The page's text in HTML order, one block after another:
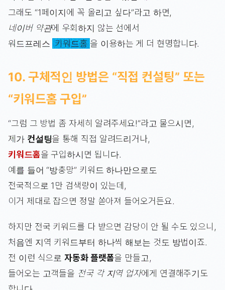
그래도 “1페이지에 꼭 올리고 싶다”라고 하면,
네이버 약관에 우회하지 않는 선에서
워드프레스 키워드홈 을 이용하는 게 더 현명합니다.
10. 구체적인 방법은 “직접 컨설팅” 또는
“키워드홈 구입”
“그럼 그 방법 좀 자세히 알려주세요!”라고 물으시면,
제가 컨설팅을 통해 직접 알려드리거나,
키워드홈을 구입하시면 됩니다.
예를 들어 “방충망” 키워드 하나만으로도
전국적으로 1만 검색량이 있는데,
이거 제대로 잡으면 정말 쏟아져 들어오거든요.
하지만 전국 키워드를 다 받으면 감당이 안 될 수도 있으니,
처음엔 지역 키워드부터 하나씩 해보는 것도 방법이죠.
전 이런 식으로자동화 플랫폼을 만들고,
들어오는 고객들을 전국 각 지역 업자에게 연결해주기도